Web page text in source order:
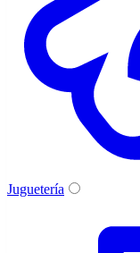
Juguetería